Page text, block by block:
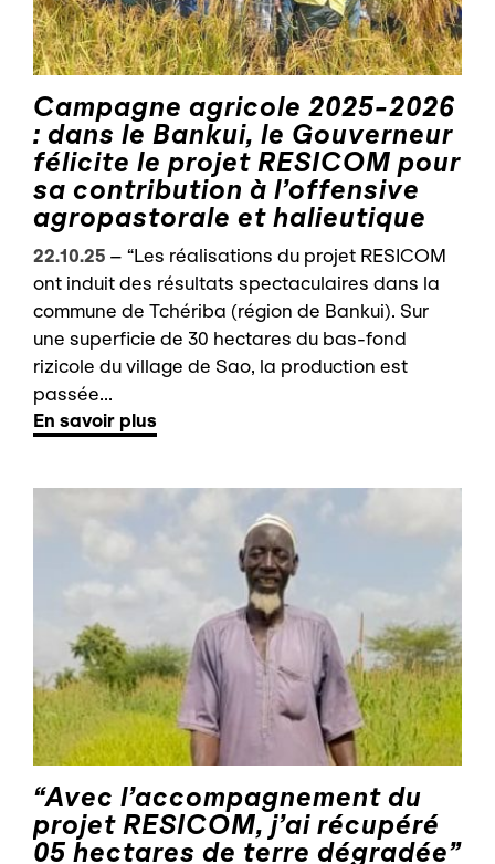
Campagne agricole 2025-2026
: dans le Bankui, le Gouverneur
félicite le projet RESICOM pour
sa contribution à l’offensive
agropastorale et halieutique
22.10.25 – “Les réalisations du projet RESICOM
ont induit des résultats spectaculaires dans la
commune de Tchériba (région de Bankui). Sur
une superficie de 30 hectares du bas-fond
rizicole du village de Sao, la production est
passée...
En savoir plus
“Avec l’accompagnement du
projet RESICOM, j’ai récupéré
05 hectares de terre dégradée”